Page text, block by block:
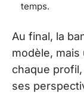
temps.
Au final, la
modèle,
chaque
ses